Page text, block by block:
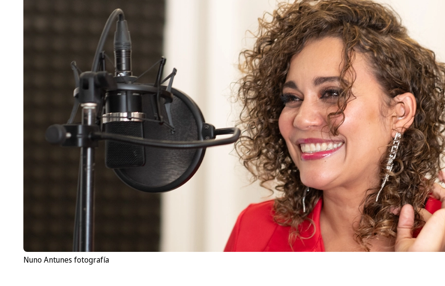
Nuno Antunes fotografía